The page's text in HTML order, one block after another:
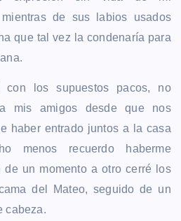
de sus labios usados
que tal vez la condenaría para
con los supuestos pacos, no
mis amigos desde que nos
haber entrado juntos a la casa
menos recuerdo haberme
un momento a otro cerré los
del Mateo, seguido de un
cabeza.